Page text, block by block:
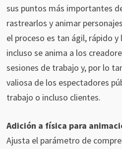
sus puntos más importantes
rastrearlos y animar
el proceso es tan ágil, rápido
incluso se anima a los
sesiones de trabajo y, por lo
valiosa de los espectadores
trabajo o incluso clientes.
Adición a física para
Ajusta el parámetro de